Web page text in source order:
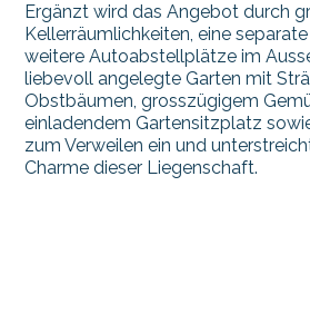
Ergänzt wird das Angebot durch
Kellerräumlichkeiten, eine
weitere Autoabstellplätze im
liebevoll angelegte Garten mit
Obstbäumen, grosszügigem
einladendem Gartensitzplatz
zum Verweilen ein und
Charme dieser Liegenschaft.